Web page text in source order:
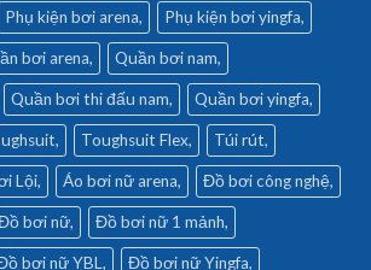
Phụ kiện bơi arena Phụ kiện bơi yingfa
bơi arena Quần bơi nam
Quần bơi thi đấu nam Quần bơi yingfa
Toughsuit Flex Túi rút
Lội Áo bơi nữ arena Đồ bơi công nghệ
bơi nữ Đồ bơi nữ 1 mảnh
bơi nữ YBL Đồ bơi nữ Yingfa